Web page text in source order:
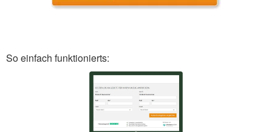
So einfach funktionierts: